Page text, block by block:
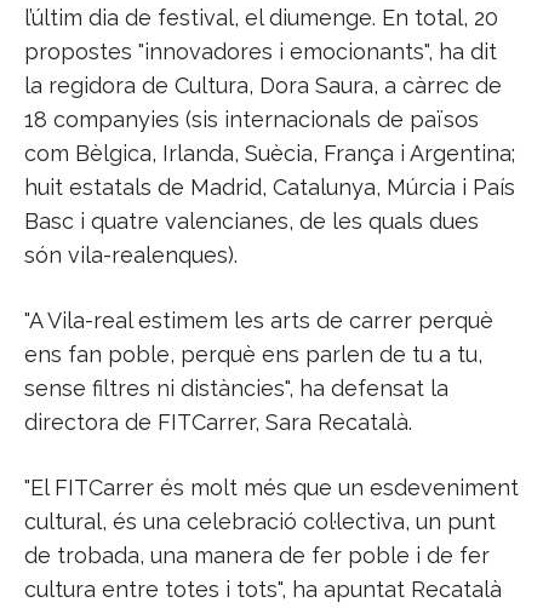
l’últim dia de festival, el diumenge. En total, 20
propostes "innovadores i emocionants", ha dit
la regidora de Cultura, Dora Saura, a càrrec de
18 companyies (sis internacionals de països
com Bèlgica, Irlanda, Suècia, França i Argentina;
huit estatals de Madrid, Catalunya, Múrcia i País
Basc i quatre valencianes, de les quals dues
són vila-realenques).
"A Vila-real estimem les arts de carrer perquè
ens fan poble, perquè ens parlen de tu a tu,
sense filtres ni distàncies", ha defensat la
directora de FITCarrer, Sara Recatalà.
"El FITCarrer és molt més que un esdeveniment
cultural, és una celebració col·lectiva, un punt
de trobada, una manera de fer poble i de fer
cultura entre totes i tots", ha apuntat Recatalà